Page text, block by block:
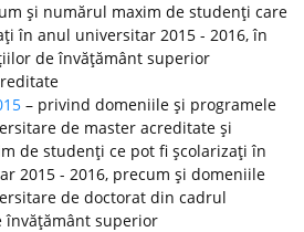
şi numărul maxim de studenţi care
în anul universitar 2015 - 2016, în
de învăţământ superior
– privind domeniile şi programele
de master acreditate şi
de studenţi ce pot fi şcolarizaţi în
2015 - 2016, precum şi domeniile
de doctorat din cadrul
superior